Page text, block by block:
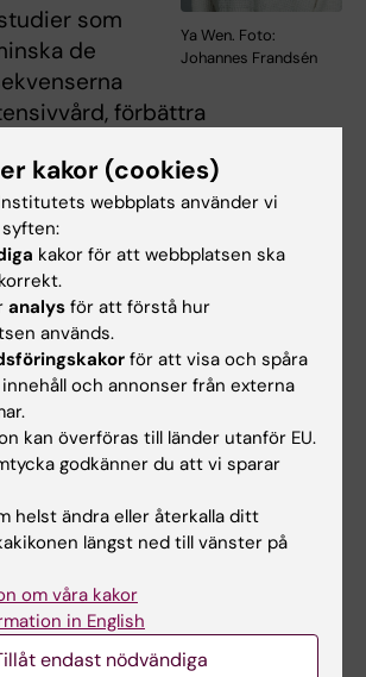
Ya Wen. Foto:
Johannes Frandsén
som
de
förbättra
ekonomiska bördan som vård
kritiskt tillstånd medför, säger
och medförfattare till studien.
finansierats av
Erling-Perssons Stiftelse,
(Alf), CIF
Institutet.
clinical study on the
underlying critical illness
course approach.
Å, Wen Y, Zhang X,
Diez M, Li M, Gransberg L,
BM, Nelson D, Bergquist
kakor (cookies)
webbplats använder vi
kakor för att webbplatsen ska
analys för att förstå hur
används.
för att visa och spåra
och annonser från externa
kan överföras till länder utanför EU.
godkänner du att vi sparar
helst ändra eller återkalla ditt
längst ned till vänster på
om våra kakor
in English
endast nödvändiga